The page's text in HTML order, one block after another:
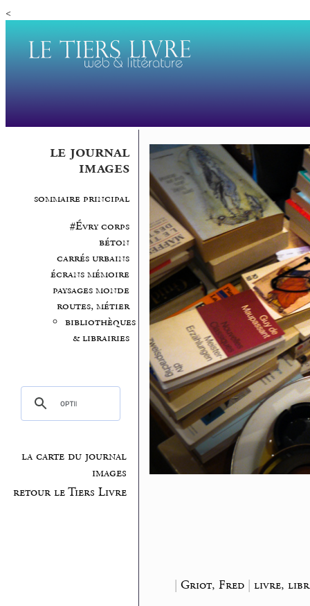
<
le journal
images
sommaire principal
#Évry corps
béton
carrés urbains
écrans mémoire
paysages monde
routes, métier
bibliothèques
& librairies
la carte du journal
images
retour le Tiers Livre
| Griot, Fred| livre,